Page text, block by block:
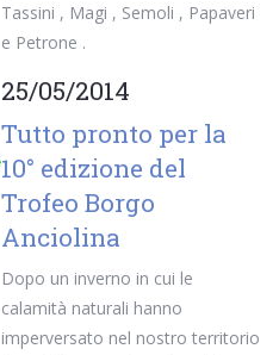
Tassini , Magi , Semoli , Papaveri
e Petrone .
25/05/2014
Tutto pronto per la
10° edizione del
Trofeo Borgo
Anciolina
Dopo un inverno in cui le
calamità naturali hanno
imperversato nel nostro territorio